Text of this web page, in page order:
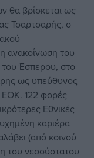
θα βρίσκεται ως
Τσαρτσαρής, ο
ανακοίνωση του
Έσπερου, στο
ως υπεύθυνος
ΕΟΚ. 122 φορές
Εθνικές
καριέρα
(από κοινού
του νεοσύστατου